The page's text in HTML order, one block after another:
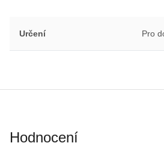
Určení Pro
Hodnocení